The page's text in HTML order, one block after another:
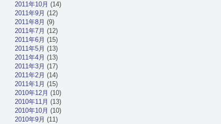
2011年10月 (14)
2011年9月 (12)
2011年8月 (9)
2011年7月 (12)
2011年6月 (15)
2011年5月 (13)
2011年4月 (13)
2011年3月 (17)
2011年2月 (14)
2011年1月 (15)
2010年12月 (10)
2010年11月 (13)
2010年10月 (10)
2010年9月 (11)